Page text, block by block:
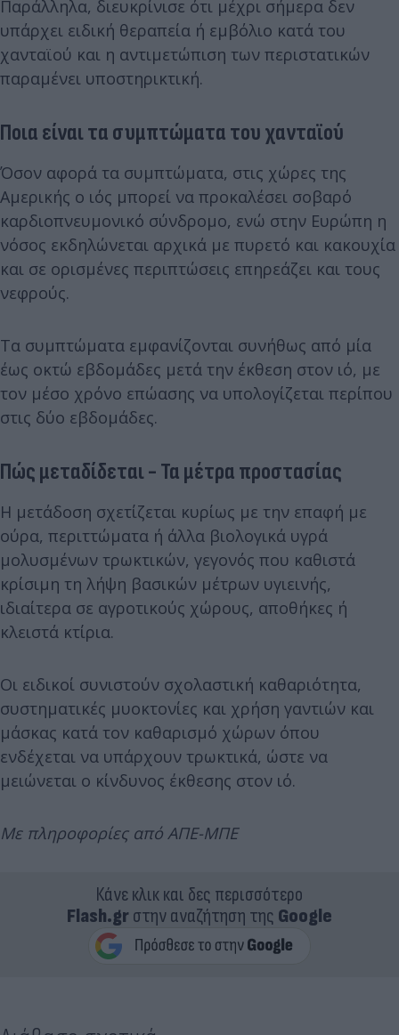
Παράλληλα, διευκρίνισε ότι μέχρι σήμερα δεν
υπάρχει ειδική θεραπεία ή εμβόλιο κατά του
χανταϊού και η αντιμετώπιση των περιστατικών
παραμένει υποστηρικτική.
Ποια είναι τα συμπτώματα του χανταϊού
Όσον αφορά τα συμπτώματα, στις χώρες της
Αμερικής ο ιός μπορεί να προκαλέσει σοβαρό
καρδιοπνευμονικό σύνδρομο, ενώ στην Ευρώπη η
νόσος εκδηλώνεται αρχικά με πυρετό και κακουχία
και σε ορισμένες περιπτώσεις επηρεάζει και τους
νεφρούς.
Τα συμπτώματα εμφανίζονται συνήθως από μία
έως οκτώ εβδομάδες μετά την έκθεση στον ιό, με
τον μέσο χρόνο επώασης να υπολογίζεται περίπου
στις δύο εβδομάδες.
Πώς μεταδίδεται - Τα μέτρα προστασίας
Η μετάδοση σχετίζεται κυρίως με την επαφή με
ούρα, περιττώματα ή άλλα βιολογικά υγρά
μολυσμένων τρωκτικών, γεγονός που καθιστά
κρίσιμη τη λήψη βασικών μέτρων υγιεινής,
ιδιαίτερα σε αγροτικούς χώρους, αποθήκες ή
κλειστά κτίρια.
Οι ειδικοί συνιστούν σχολαστική καθαριότητα,
συστηματικές μυοκτονίες και χρήση γαντιών και
μάσκας κατά τον καθαρισμό χώρων όπου
ενδέχεται να υπάρχουν τρωκτικά, ώστε να
μειώνεται ο κίνδυνος έκθεσης στον ιό.
Με πληροφορίες από ΑΠΕ-ΜΠΕ
Κάνε κλικ και δες περισσότερο
Flash.grστην αναζήτηση της Google